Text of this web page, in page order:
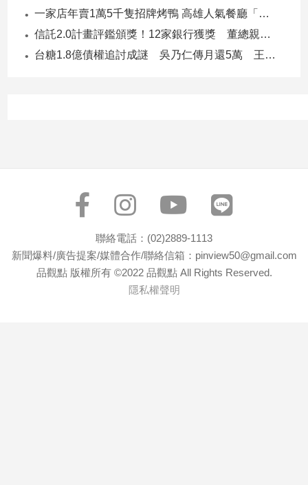
合
觀
點】
一家店年賣1萬5千隻招牌烤鴨 高雄人氣餐廳「鴨點棧」展新店
信託2.0計畫評鑑頒獎！12家銀行獲獎 董總親臨領獎
台糖1.8億債權追討成謎 吳乃仁傳月還5萬 王鴻薇轟：要還到379歲
聯絡電話：(02)2889-1113
新聞爆料/廣告提案/媒體合作/聯絡信箱：pinview50@gmail.com
品觀點 版權所有 ©2022 品觀點 All Rights Reserved.
隱私權聲明